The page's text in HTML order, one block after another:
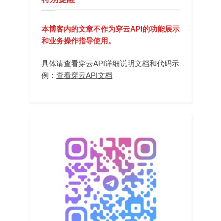
本博客内的文章不作为穿云API的功能展示
和业务操作指导使用。
具体请查看穿云API详细说明文档和代码示
例： 查看穿云API文档